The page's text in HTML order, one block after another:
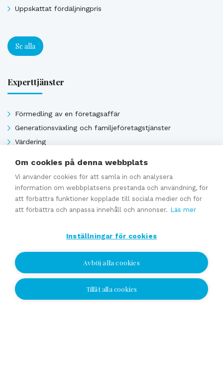
Uppskattat fördäljningpris
Se alla
Experttjänster
Förmedling av en företagsaffär
Generationsväxling och familjeföretagstjänster
Värdering
Se alla
Jag vill bli kontaktad
Om cookies på denna webbplats
Vi använder cookies för att samla in och analysera
information om webbplatsens prestanda och användning, för
att förbättra funktioner kopplade till sociala medier och för
att förbättra och anpassa innehåll och annonser. Läs mer
Inställningar för cookies
Avböj alla cookies
Tillåt alla cookies